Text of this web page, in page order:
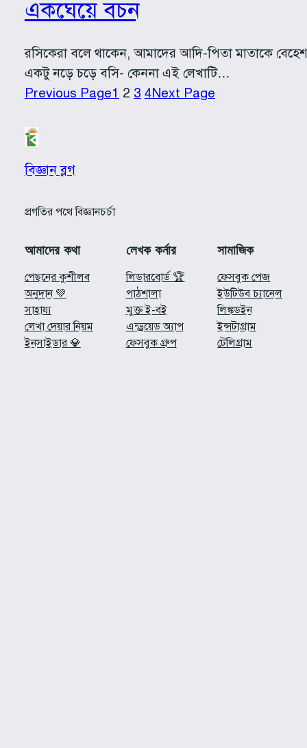
একঘেয়ে বচন
রসিকেরা বলে থাকেন, আমাদের আদি-পিতা মাতাকে
একটু নড়ে চড়ে বসি- কেননা এই লেখাটি…
Previous Page1 2 3 4Next Page
বিজ্ঞান ব্লগ
প্রগতির পথে বিজ্ঞানচর্চা
আমাদের কথা
পেছনের কুশীলব
অনুদান 💚
সাহায্য
লেখা দেয়ার নিয়ম
ইনসাইডার 💎
লেখক কর্নার
লিডারবোর্ড 🏆
পাঠশালা
মুক্ত ই-বই
এন্ড্রয়েড অ্যাপ
ফেসবুক গ্রুপ
সামাজিক
ফেসবুক পেজ
ইউটিউব চ্যানেল
লিঙ্কডইন
ইন্সটাগ্রাম
টেলিগ্রাম